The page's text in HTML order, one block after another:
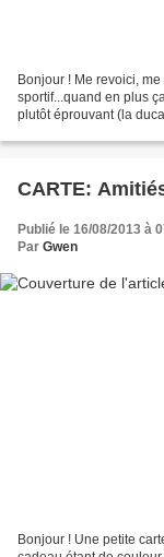
Bonjour ! Me revoici,
sportif...quand en plus
plutôt éprouvant (la
CARTE:
Publié le 16/08/2013 à
Par Gwen
Bonjour ! Une petite